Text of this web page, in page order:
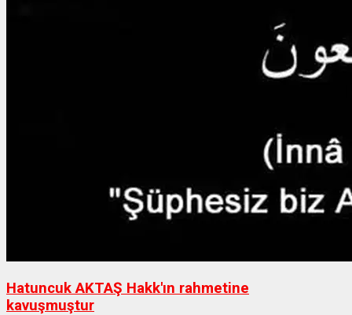
Hatuncuk AKTAŞ Hakk'ın rahmetine
kavuşmuştur